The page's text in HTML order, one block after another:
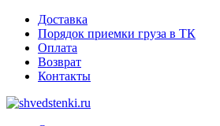
Доставка
Порядок приемки груза в ТК
Оплата
Возврат
Контакты